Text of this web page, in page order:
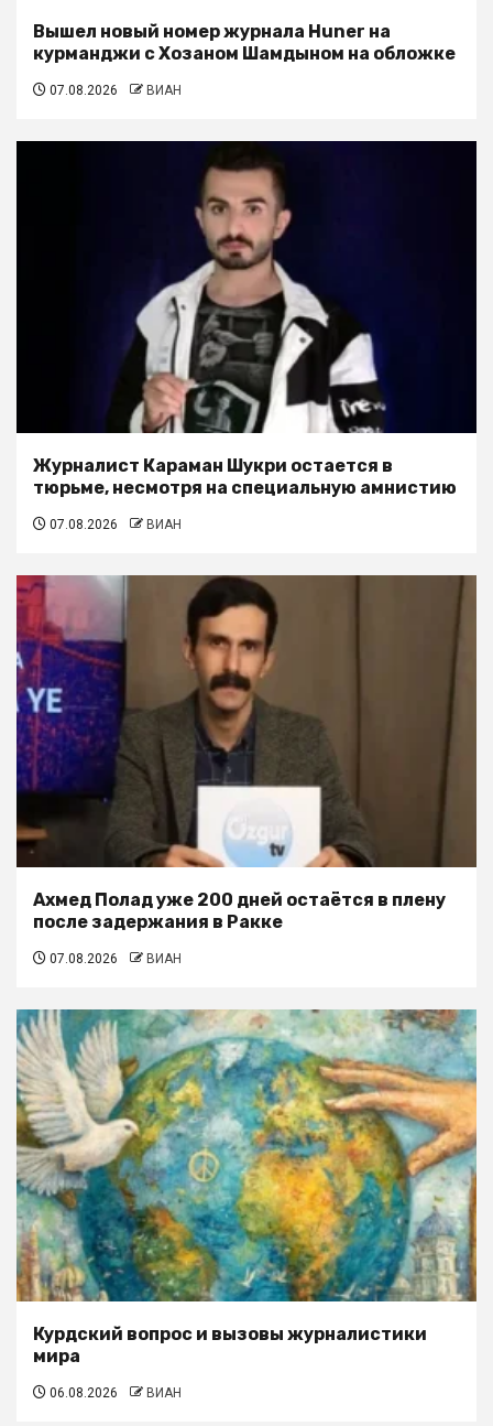
Вышел новый номер журнала Huner на
курманджи с Хозаном Шамдыном на обложке
07.08.2026 ВИАН
Журналист Караман Шукри остается в
тюрьме, несмотря на специальную амнистию
07.08.2026 ВИАН
Ахмед Полад уже 200 дней остаётся в плену
после задержания в Ракке
07.08.2026 ВИАН
Курдский вопрос и вызовы журналистики
мира
06.08.2026 ВИАН